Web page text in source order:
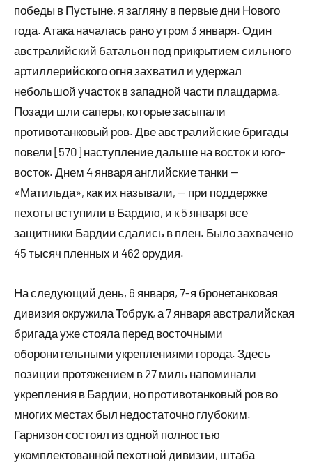
победы в Пустыне, я загляну в первые дни Нового
года. Атака началась рано утром 3 января. Один
австралийский батальон под прикрытием сильного
артиллерийского огня захватил и удержал
небольшой участок в западной части плацдарма.
Позади шли саперы, которые засыпали
противотанковый ров. Две австралийские бригады
повели [570] наступление дальше на восток и юго-
восток. Днем 4 января английские танки —
«Матильда», как их называли, — при поддержке
пехоты вступили в Бардию, и к 5 января все
защитники Бардии сдались в плен. Было захвачено
45 тысяч пленных и 462 орудия.
На следующий день, 6 января, 7-я бронетанковая
дивизия окружила Тобрук, а 7 января австралийская
бригада уже стояла перед восточными
оборонительными укреплениями города. Здесь
позиции протяжением в 27 миль напоминали
укрепления в Бардии, но противотанковый ров во
многих местах был недостаточно глубоким.
Гарнизон состоял из одной полностью
укомплектованной пехотной дивизии, штаба